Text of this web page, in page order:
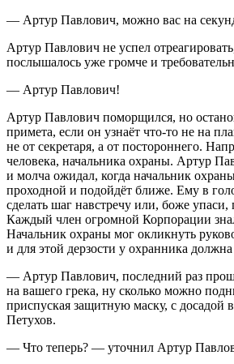
— Артур Павлович, можно вас на
Артур Павлович не успел
послышалось уже громче и
— Артур Павлович!
Артур Павлович поморщился, но
примета, если он узнаёт что-то не на
не от секретаря, а от постороннего.
человека, начальника охраны. Артур
и молча ожидал, когда начальник
проходной и подойдёт ближе. Ему в
сделать шаг навстречу или, боже упаси,
Каждый член огромной Корпорации
Начальник охраны мог окликнуть
и для этой дерзости у охранника
— Артур Павлович, последний раз
на вашего грека, ну сколько можно
приспуская защитную маску, с досадой в
Петухов.
— Что теперь? — уточнил Артур